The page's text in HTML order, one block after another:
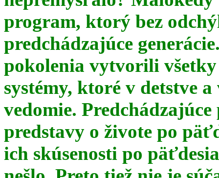
program, ktorý bez
predchádzajúce
pokolenia vytvorili
systémy, ktoré v detstve
vedomie.
predstavy o živote po
ich skúsenosti po